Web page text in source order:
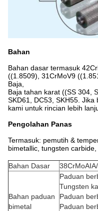
Bahan
Bahan dasar termasuk
((1.8509), 31CrMoV9
Baja,
Baja tahan karat ((SS 304,
SKD61, DC53, SKH55.
kami untuk rincian lebih
Pengolahan Panas
Termasuk: pemutih &
bimetallic, tungsten
Bahan Dasar
Bahan paduan
bimetal
Paduan
Tungsten
Paduan
Paduan